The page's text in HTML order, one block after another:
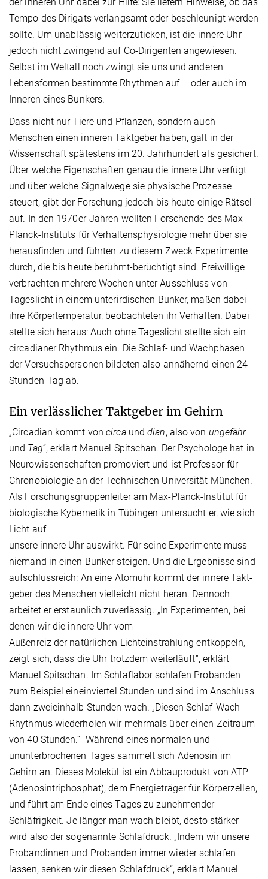
der inneren Uhr dabei zur Hilfe: Sie liefern Hinweise, ob das
Tempo des Dirigats verlangsamt oder beschleunigt werden
sollte. Um unablässig weiterzuticken, ist die innere Uhr
jedoch nicht zwingend auf Co-Dirigenten angewiesen.
Selbst im Weltall noch zwingt sie uns und anderen
Lebensformen bestimmte Rhythmen auf – oder auch im
Inneren eines Bunkers.
Dass nicht nur Tiere und Pflanzen, sondern auch
Menschen einen inneren Taktgeber haben, galt in der
Wissenschaft spätestens im 20. Jahrhundert als gesichert.
Über welche Eigenschaften genau die innere Uhr verfügt
und über welche Signalwege sie physische Prozesse
steuert, gibt der Forschung jedoch bis heute einige Rätsel
auf. In den 1970er-Jahren wollten Forschende des Max-
Planck-Instituts für Verhaltensphysiologie mehr über sie
herausfinden und führten zu diesem Zweck Experimente
durch, die bis heute berühmt-berüchtigt sind. Freiwillige
verbrachten mehrere Wochen unter Ausschluss von
Tageslicht in einem unterirdischen Bunker, maßen dabei
ihre Körpertemperatur, beobachteten ihr Verhalten. Dabei
stellte sich heraus: Auch ohne Tageslicht stellte sich ein
circadianer Rhythmus ein. Die Schlaf- und Wachphasen
der Versuchspersonen bildeten also annähernd einen 24-
Stunden-Tag ab.
Ein verlässlicher Taktgeber im Gehirn
„Circadian kommt voncircaunddian, also von ungefähr
und Tag“, erklärt Manuel Spitschan. Der Psychologe hat in
Neurowissenschaften promoviert und ist Professor für
Chronobiologie an der Technischen Universität München.
Als Forschungsgruppenleiter am Max-Planck-Institut für
biologische Kybernetik in Tübingen untersucht er, wie sich
Licht auf
unsere innere Uhr auswirkt. Für seine Experimente muss
niemand in einen Bunker steigen. Und die Ergebnisse sind
aufschlussreich: An eine Atom­uhr kommt der innere Takt­
geber des Menschen vielleicht nicht heran. Dennoch
arbeitet er erstaunlich zuverlässig. „In Experimenten, bei
denen wir die innere Uhr vom
Außenreiz der natürlichen Lichteinstrahlung entkoppeln,
zeigt sich, dass die Uhr trotzdem weiterläuft“, erklärt
Manuel Spitschan. Im Schlaflabor schlafen Probanden
zum Beispiel eineinviertel Stunden und sind im Anschluss
dann zweieinhalb Stunden wach. „Diesen Schlaf-Wach-
Rhythmus wiederholen wir mehrmals über einen Zeitraum
von 40 Stunden.“ Während eines normalen und
ununterbrochenen Tages sammelt sich Adenosin im
Gehirn an. Dieses Molekül ist ein Abbauprodukt von ATP
(Adenosintriphosphat), dem Energieträger für Körperzellen,
und führt am Ende eines Tages zu zunehmender
Schläfrigkeit. Je länger man wach bleibt, desto stärker
wird also der sogenannte Schlafdruck. „Indem wir unsere
Probandinnen und Probanden immer wieder schlafen
lassen, senken wir diesen Schlafdruck“, erklärt Manuel